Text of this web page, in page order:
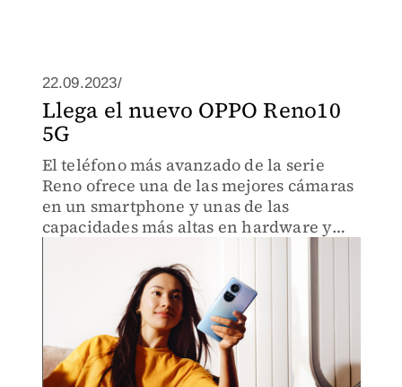
22.09.2023/
Llega el nuevo OPPO Reno10
5G
El teléfono más avanzado de la serie
Reno ofrece una de las mejores cámaras
en un smartphone y unas de las
capacidades más altas en hardware y